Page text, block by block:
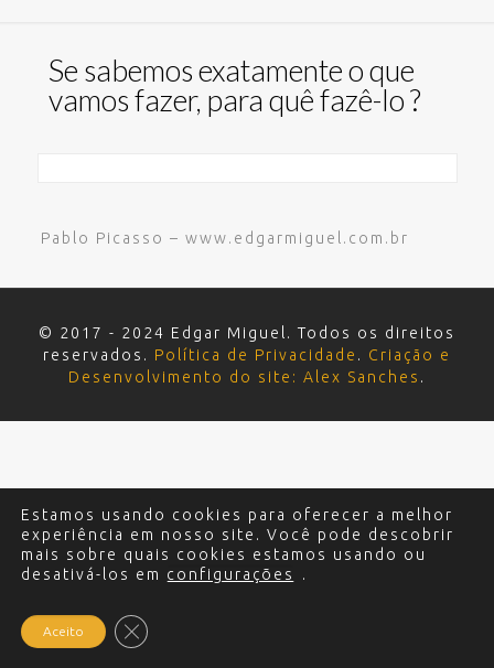
Se sabemos exatamente o que
vamos fazer, para quê fazê-lo ?
Pablo Picasso – www.edgarmiguel.com.br
© 2017 - 2024 Edgar Miguel. Todos os direitos
reservados. Política de Privacidade . Criação e
Desenvolvimento do site: Alex Sanches .
Estamos usando cookies para oferecer a melhor
experiência em nosso site. Você pode descobrir
mais sobre quais cookies estamos usando ou
desativá-los em configurações .
Aceito Close GDPR Cookie Banner